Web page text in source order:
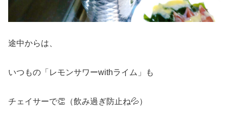
途中からは、
いつもの「レモンサワーwithライム」も
チェイサーで👏（飲み過ぎ防止ね💦）